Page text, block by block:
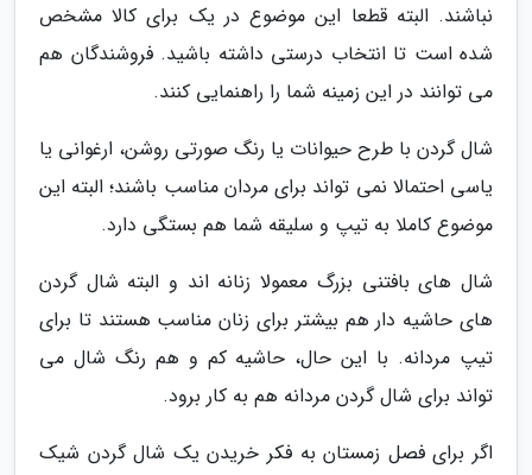
نباشند. البته قطعا این موضوع در یک برای کالا مشخص
شده است تا انتخاب درستی داشته باشید. فروشندگان هم
می توانند در این زمینه شما را راهنمایی کنند.
شال گردن با طرح حیوانات یا رنگ صورتی روشن، ارغوانی یا
یاسی احتمالا نمی تواند برای مردان مناسب باشند؛ البته این
موضوع کاملا به تیپ و سلیقه شما هم بستگی دارد.
شال های بافتنی بزرگ معمولا زنانه اند و البته شال گردن
های حاشیه دار هم بیشتر برای زنان مناسب هستند تا برای
تیپ مردانه. با این حال، حاشیه کم و هم رنگ شال می
تواند برای شال گردن مردانه هم به کار برود.
اگر برای فصل زمستان به فکر خریدن یک شال گردن شیک